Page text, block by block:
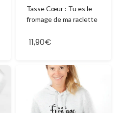
Tasse Cœur : Tu es le
fromage de ma raclette
11,90€